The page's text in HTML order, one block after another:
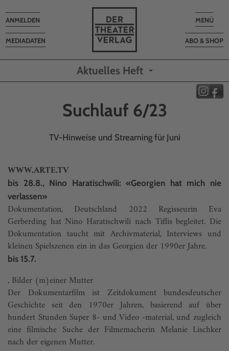
Toggle
MENÜ
ABO & SHOP
MEDIADATEN
Toggle
navigation
ANMELDEN
Aktuelles Heft
Suchlauf 6/23
TV-Hinweise und Streaming für Juni
WWW.ARTE.TV
bis 28.8., Nino Haratischwili: «Georgien hat mich nie
verlassen»
Dokumentation, Deutschland 2022 Regisseurin Eva
Gerberding hat Nino Haratischwili nach Tiflis begleitet. Die
Dokumentation taucht mit Archivmaterial, Interviews und
kleinen Spielszenen ein in das Georgien der 1990er Jahre.
bis 15.7.
, Bilder (m)einer Mutter
Der Dokumentarfilm ist Zeitdokument bundesdeutscher
Geschichte seit den 1970er Jahren, basierend auf über
hundert Stunden Super 8- und Video -material, und zugleich
eine filmische Suche der Filmemacherin Melanie Lischker
nach der eigenen Mutter.